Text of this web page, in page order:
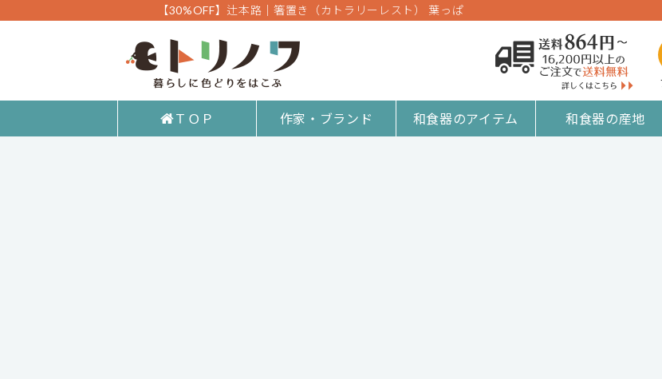
【30%OFF】辻本路│箸置き（カトラリーレスト） 葉っぱ
ＴＯＰ 作家・ブランド 和食器のアイテム 和食器の産地